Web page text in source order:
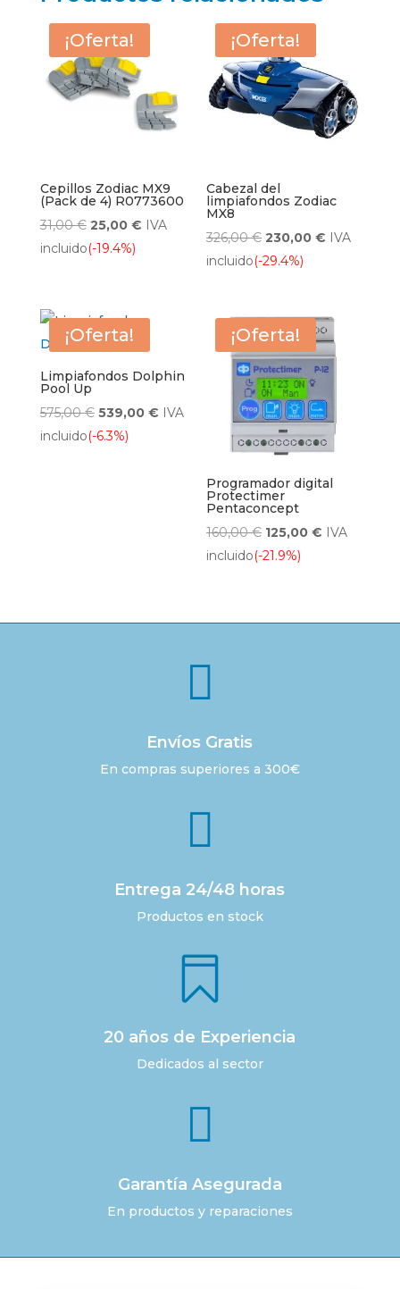
¡Oferta!
Cepillos Zodiac MX9
(Pack de 4) R0773600
31,00€ El
precio
31,00 €.
25,00 €El
25,00 €.
IVA
incluido(-19.4%)
¡Oferta!
Cabezal del
limpiafondos Zodiac
MX8
326,00€ El
precio
326,00 €.
230,00€ El
230,00 €.
IVA
incluido(-29.4%)
¡Oferta!
Limpiafondos Dolphin
Pool Up
575,00€ El
precio
539,00 €El
539,00 €.
IVA
incluido(-6.3%)
¡Oferta!
Programador digital
Protectimer
Pentaconcept
160,00€ El
precio
160,00 €.
125,00€ El
125,00 €.
IVA
incluido(-21.9%)

Envíos Gratis
En compras superiores a 300€

Entrega 24/48 horas
Productos en stock

20 años de Experiencia
Dedicados al sector

Garantía Asegurada
En productos y reparaciones